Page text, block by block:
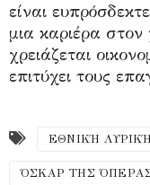
είναι
μια καριέρα
χρειάζεται
επιτύχει τους
ΕΘΝΙΚΉ
ΌΣΚΑΡ ΤΗΣ ΌΠΕΡΑΣ